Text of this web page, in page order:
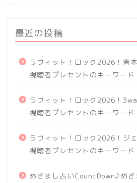
最近の投稿
ラヴィット！ロック2026！青
視聴者プレセントのキーワード
ラヴィット！ロック2026！
視聴者プレセントのキーワード
ラヴィット！ロック2026！ジ
視聴者プレセントのキーワード
めざまし占いCountDown♪め